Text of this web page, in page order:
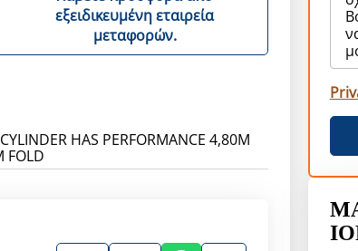
εξειδικευμένη εταιρεία
μεταφορών.
HAS PERFORMANCE 4,80M
FOLD